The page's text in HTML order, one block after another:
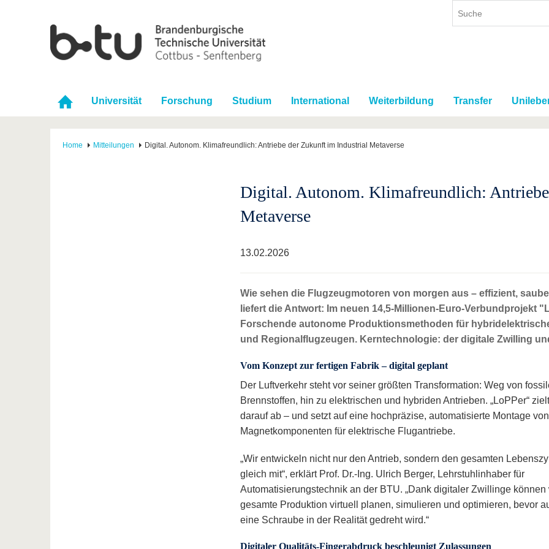
Universität Forschung Studium International Weiterbildung Transfer
Home Mitteilungen Digital. Autonom. Klimafreundlich: Antriebe der Zukunft im Industrial Metaverse
Digital. Autonom. Klimafreundlich:
Metaverse
13.02.2026
Wie sehen die Flugzeugmotoren von morgen aus – effizient,
liefert die Antwort: Im neuen 14,5-Millionen-Euro-Verbundprojekt
Forschende autonome Produktionsmethoden für
und Regionalflugzeugen. Kerntechnologie: der digitale Zwilling
Vom Konzept zur fertigen Fabrik – digital geplant
Der Luftverkehr steht vor seiner größten Transformation: Weg von
Brennstoffen, hin zu elektrischen und hybriden Antrieben. „LoPPer“
darauf ab – und setzt auf eine hochpräzise, automatisierte Montage von
Magnetkomponenten für elektrische Flugantriebe.
„Wir entwickeln nicht nur den Antrieb, sondern den gesamten
gleich mit“, erklärt Prof. Dr.-Ing. Ulrich Berger, Lehrstuhlinhaber für
Automatisierungstechnik an der BTU. „Dank digitaler Zwillinge können
gesamte Produktion virtuell planen, simulieren und optimieren, bevor
eine Schraube in der Realität gedreht wird.“
Digitaler Qualitäts-Fingerabdruck beschleunigt Zulassungen